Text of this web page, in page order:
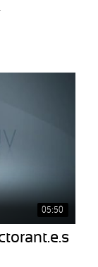
05:50